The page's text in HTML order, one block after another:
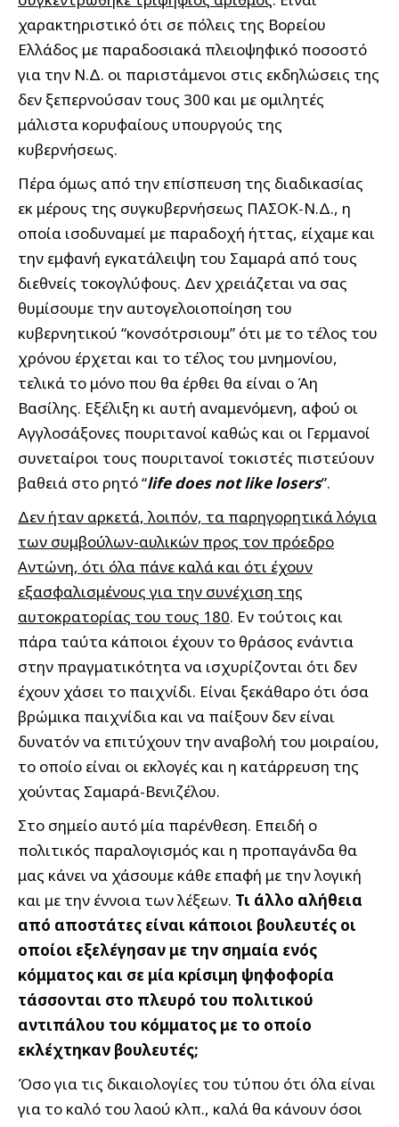
χαρακτηριστικό ότι σε πόλεις της Βορείου
Ελλάδος με παραδοσιακά πλειοψηφικό ποσοστό
για την Ν.Δ. οι παριστάμενοι στις εκδηλώσεις της
δεν ξεπερνούσαν τους 300 και με ομιλητές
μάλιστα κορυφαίους υπουργούς της
κυβερνήσεως.
Πέρα όμως από την επίσπευση της διαδικασίας
εκ μέρους της συγκυβερνήσεως ΠΑΣΟΚ-Ν.Δ., η
οποία ισοδυναμεί με παραδοχή ήττας, είχαμε και
την εμφανή εγκατάλειψη του Σαμαρά από τους
διεθνείς τοκογλύφους. Δεν χρειάζεται να σας
θυμίσουμε την αυτογελοιοποίηση του
κυβερνητικού “κονσότρσιουμ” ότι με το τέλος του
χρόνου έρχεται και το τέλος του μνημονίου,
τελικά το μόνο που θα έρθει θα είναι ο Άη
Βασίλης. Εξέλιξη κι αυτή αναμενόμενη, αφού οι
Αγγλοσάξονες πουριτανοί καθώς και οι Γερμανοί
συνεταίροι τους πουριτανοί τοκιστές πιστεύουν
βαθειά στο ρητό “life does not like losers”.
Δεν ήταν αρκετά, λοιπόν, τα παρηγορητικά λόγια
των συμβούλων-αυλικών προς τον πρόεδρο
Αντώνη, ότι όλα πάνε καλά και ότι έχουν
εξασφαλισμένους για την συνέχιση της
αυτοκρατορίας του τους 180. Εν τούτοις και
πάρα ταύτα κάποιοι έχουν το θράσος ενάντια
στην πραγματικότητα να ισχυρίζονται ότι δεν
έχουν χάσει το παιχνίδι. Είναι ξεκάθαρο ότι όσα
βρώμικα παιχνίδια και να παίξουν δεν είναι
δυνατόν να επιτύχουν την αναβολή του μοιραίου,
το οποίο είναι οι εκλογές και η κατάρρευση της
χούντας Σαμαρά-Βενιζέλου.
Στο σημείο αυτό μία παρένθεση. Επειδή ο
πολιτικός παραλογισμός και η προπαγάνδα θα
μας κάνει να χάσουμε κάθε επαφή με την λογική
και με την έννοια των λέξεων. Τι άλλο αλήθεια
από αποστάτες είναι κάποιοι βουλευτές οι
οποίοι εξελέγησαν με την σημαία ενός
κόμματος και σε μία κρίσιμη ψηφοφορία
τάσσονται στο πλευρό του πολιτικού
αντιπάλου του κόμματος με το οποίο
εκλέχτηκαν βουλευτές;
Όσο για τις δικαιολογίες του τύπου ότι όλα είναι
για το καλό του λαού κλπ., καλά θα κάνουν όσοι